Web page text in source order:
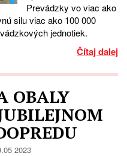
Prevádzky vo viac ako
silu viac ako 100 000
jednotiek.
Čítaj dalej
OBALY
2023